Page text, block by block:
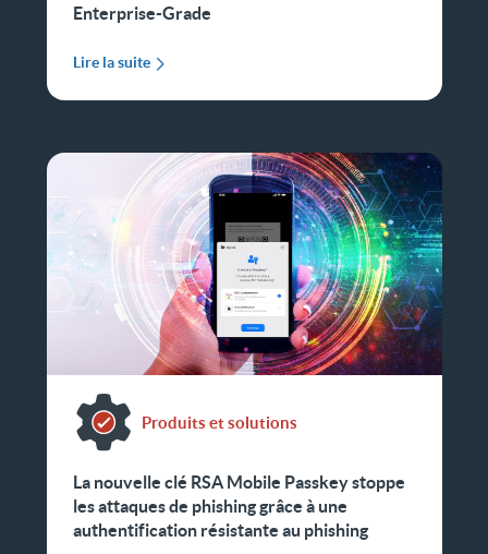
Enterprise-Grade
Lire la suite
Produits et solutions
La nouvelle clé RSA Mobile Passkey stoppe
les attaques de phishing grâce à une
authentification résistante au phishing